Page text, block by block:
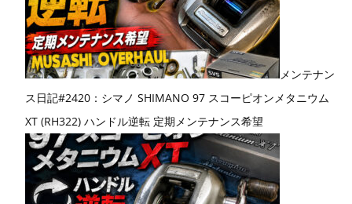
メンテナン
ス日記#2420：シマノ SHIMANO 97 スコーピオンメタニウム
XT (RH322) ハンドル逆転 定期メンテナンス希望